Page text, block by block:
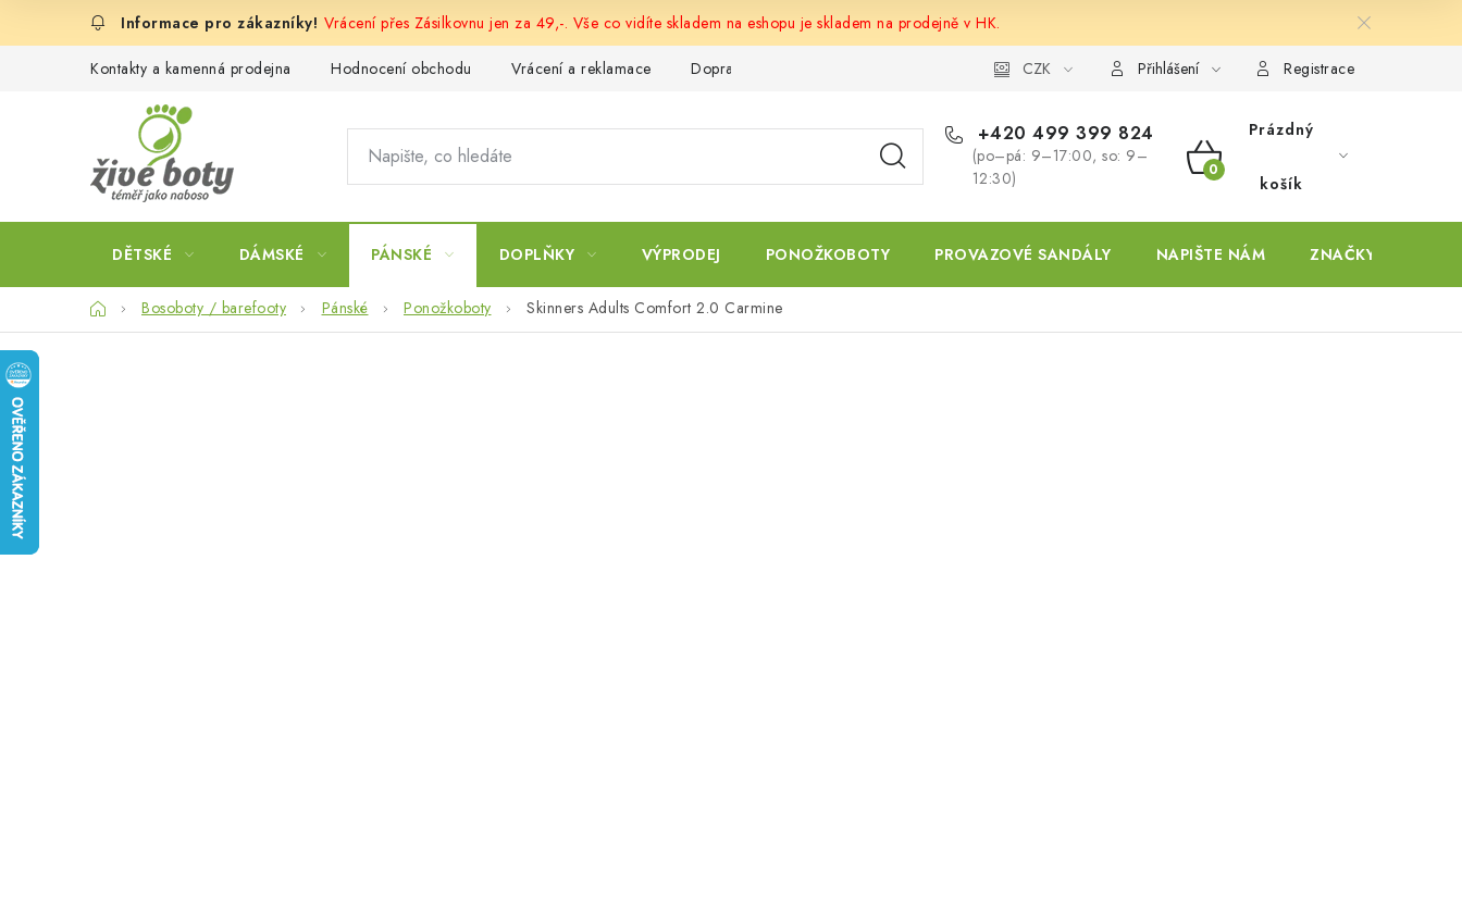
Vrácení přes Zásilkovnu jen za 49,-. Vše co vidíte skladem na eshopu je skladem na prodejně v HK.
Kontakty a kamenná prodejna Hodnocení obchodu Vrácení a reklamace Doprava a platba CZK Přihlášení Registrace
+420 499 399 824
(po–pá: 9–17:00, so: 9–
12:30)
NÁKUPNÍ
KOŠÍK
Prázdný
košík
DĚTSKÉ DÁMSKÉ PÁNSKÉ DOPLŇKY VÝPRODEJ PONOŽKOBOTY PROVAZOVÉ SANDÁLY NAPIŠTE NÁM ZNAČKY
DomůBosoboty / barefooty Pánské Ponožkoboty Skinners Adults Comfort 2.0 Carmine